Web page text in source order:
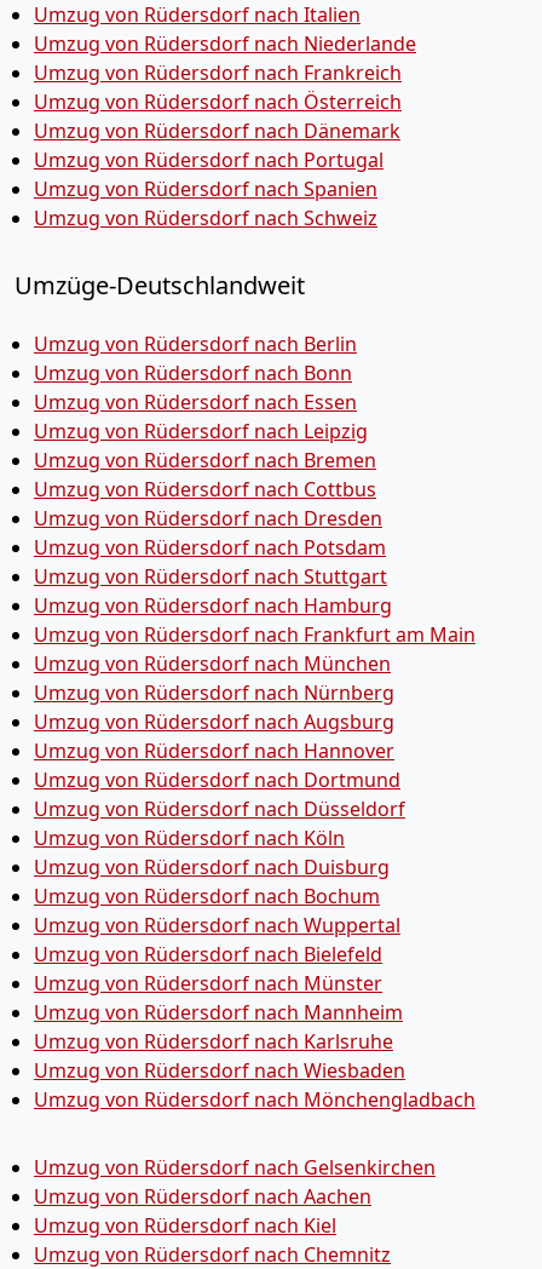
Umzug von Rüdersdorf nach Italien
Umzug von Rüdersdorf nach Niederlande
Umzug von Rüdersdorf nach Frankreich
Umzug von Rüdersdorf nach Österreich
Umzug von Rüdersdorf nach Dänemark
Umzug von Rüdersdorf nach Portugal
Umzug von Rüdersdorf nach Spanien
Umzug von Rüdersdorf nach Schweiz
Umzüge-Deutschlandweit
Umzug von Rüdersdorf nach Berlin
Umzug von Rüdersdorf nach Bonn
Umzug von Rüdersdorf nach Essen
Umzug von Rüdersdorf nach Leipzig
Umzug von Rüdersdorf nach Bremen
Umzug von Rüdersdorf nach Cottbus
Umzug von Rüdersdorf nach Dresden
Umzug von Rüdersdorf nach Potsdam
Umzug von Rüdersdorf nach Stuttgart
Umzug von Rüdersdorf nach Hamburg
Umzug von Rüdersdorf nach Frankfurt am Main
Umzug von Rüdersdorf nach München
Umzug von Rüdersdorf nach Nürnberg
Umzug von Rüdersdorf nach Augsburg
Umzug von Rüdersdorf nach Hannover
Umzug von Rüdersdorf nach Dortmund
Umzug von Rüdersdorf nach Düsseldorf
Umzug von Rüdersdorf nach Köln
Umzug von Rüdersdorf nach Duisburg
Umzug von Rüdersdorf nach Bochum
Umzug von Rüdersdorf nach Wuppertal
Umzug von Rüdersdorf nach Bielefeld
Umzug von Rüdersdorf nach Münster
Umzug von Rüdersdorf nach Mannheim
Umzug von Rüdersdorf nach Karlsruhe
Umzug von Rüdersdorf nach Wiesbaden
Umzug von Rüdersdorf nach Mönchen­gladbach
Umzug von Rüdersdorf nach Gelsenkirchen
Umzug von Rüdersdorf nach Aachen
Umzug von Rüdersdorf nach Kiel
Umzug von Rüdersdorf nach Chemnitz